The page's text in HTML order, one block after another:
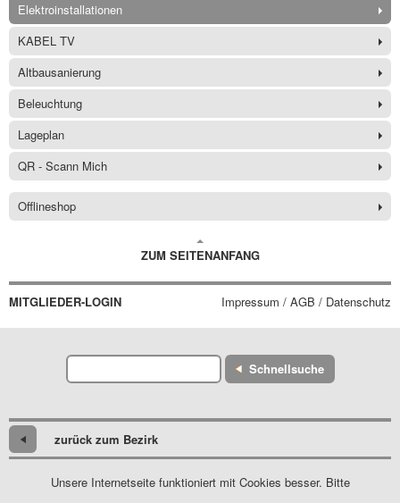
Elektroinstallationen
KABEL TV
Altbausanierung
Beleuchtung
Lageplan
QR - Scann Mich
Offlineshop
ZUM SEITENANFANG
MITGLIEDER-LOGIN Impressum / AGB / Datenschutz
Schnellsuche
zurück zum Bezirk
Unsere Internetseite funktioniert mit Cookies besser. Bitte